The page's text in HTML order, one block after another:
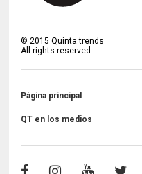
©2015 Quinta trends
All rights reserved.
Página principal
QT en los medios